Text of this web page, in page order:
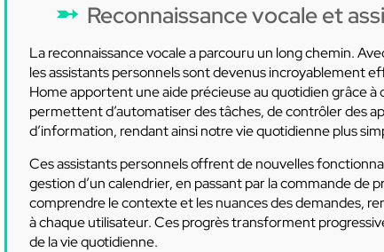
Reconnaissance vocale et
La reconnaissance vocale a parcouru un long chemin.
les assistants personnels sont devenus incroyablement
Home apportent une aide précieuse au quotidien grâce
permettent d’automatiser des tâches, de contrôler des
d’information, rendant ainsi notre vie quotidienne plus
Ces assistants personnels offrent de nouvelles
gestion d’un calendrier, en passant par la commande de
comprendre le contexte et les nuances des demandes,
à chaque utilisateur. Ces progrès transforment
de la vie quotidienne.